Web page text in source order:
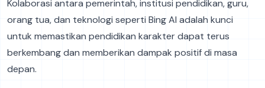
Kolaborasi antara pemerintah, institusi pendidikan, guru,
orang tua, dan teknologi seperti Bing AI adalah kunci
untuk memastikan pendidikan karakter dapat terus
berkembang dan memberikan dampak positif di masa
depan.